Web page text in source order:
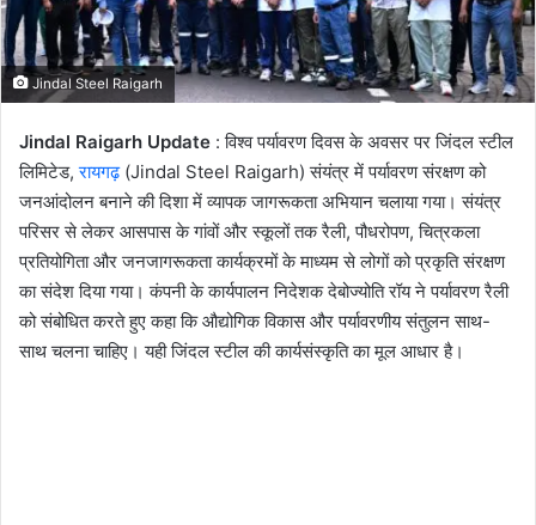
Jindal Steel Raigarh
Jindal Raigarh Update : विश्व पर्यावरण दिवस के अवसर पर जिंदल स्टील
लिमिटेड,रायगढ़(Jindal Steel Raigarh) संयंत्र में पर्यावरण संरक्षण को
जनआंदोलन बनाने की दिशा में व्यापक जागरूकता अभियान चलाया गया। संयंत्र
परिसर से लेकर आसपास के गांवों और स्कूलों तक रैली, पौधरोपण, चित्रकला
प्रतियोगिता और जनजागरूकता कार्यक्रमों के माध्यम से लोगों को प्रकृति संरक्षण
का संदेश दिया गया। कंपनी के कार्यपालन निदेशक देबोज्योति रॉय ने पर्यावरण रैली
को संबोधित करते हुए कहा कि औद्योगिक विकास और पर्यावरणीय संतुलन साथ-
साथ चलना चाहिए। यही जिंदल स्टील की कार्यसंस्कृति का मूल आधार है।